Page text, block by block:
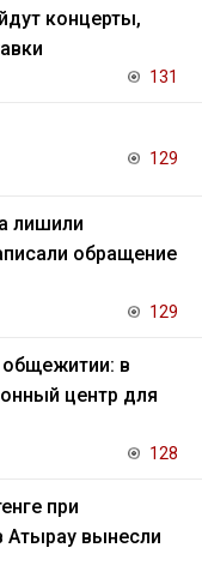
концерты,
131
129
лишили
обращение
129
общежитии: в
центр для
128
при
Атырау вынесли